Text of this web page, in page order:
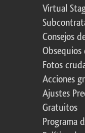
Virtual
Consejos
Fotos
Acciones
Ajustes
Gratuitos
Programa